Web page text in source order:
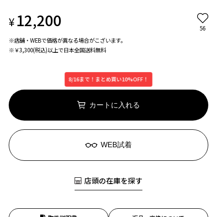
¥12,200
56
※店舗・WEBで価格が異なる場合がこざいます。
※￥3,300(税込)以上で日本全国送料無料
8/16まで！まとめ買い10%OFF！
カートに入れる
WEB試着
店頭の在庫を探す